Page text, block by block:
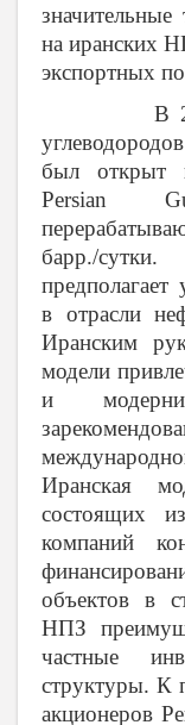
на иранских
экспортных
В 2017 г.
был открыт
Persian
барр./
предполагает
в отрасли
Иранским
модели
и
Иранская
состоящих
компаний
объектов в
НПЗ
частные
структуры. К
акционеров